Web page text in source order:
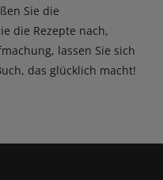
Sie die
die Rezepte nach,
lassen Sie sich
das glücklich macht!